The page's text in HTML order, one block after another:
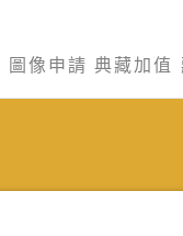
圖像申請 典藏加值